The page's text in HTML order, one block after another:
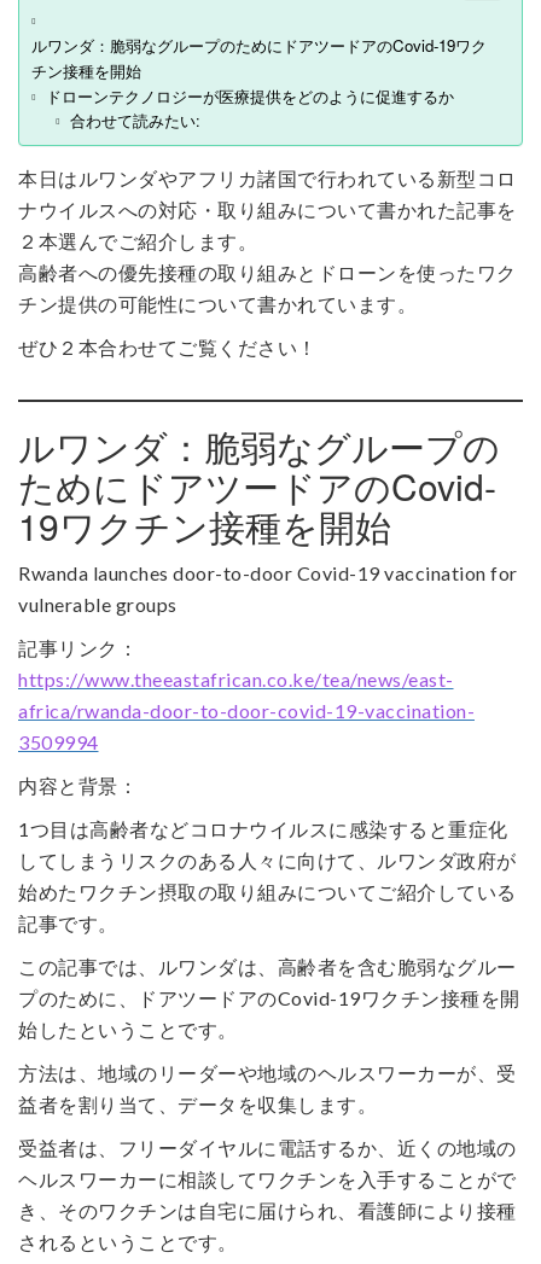
ルワンダ：脆弱なグループのためにドアツードアのCovid-19ワク
チン接種を開始
ドローンテクノロジーが医療提供をどのように促進するか
合わせて読みたい:
本日はルワンダやアフリカ諸国で行われている新型コロ
ナウイルスへの対応・取り組みについて書かれた記事を
２本選んでご紹介します。
高齢者への優先接種の取り組みとドローンを使ったワク
チン提供の可能性について書かれています。
ぜひ２本合わせてご覧ください！
ルワンダ：脆弱なグループの
ためにドアツードアのCovid-
19ワクチン接種を開始
Rwanda launches door-to-door Covid-19 vaccination for
vulnerable groups
記事リンク：
https://www.theeastafrican.co.ke/tea/news/east-
africa/rwanda-door-to-door-covid-19-vaccination-
3509994
内容と背景：
1つ目は高齢者などコロナウイルスに感染すると重症化
してしまうリスクのある人々に向けて、ルワンダ政府が
始めたワクチン摂取の取り組みについてご紹介している
記事です。
この記事では、ルワンダは、高齢者を含む脆弱なグルー
プのために、ドアツードアのCovid-19ワクチン接種を開
始したということです。
方法は、地域のリーダーや地域のヘルスワーカーが、受
益者を割り当て、データを収集します。
受益者は、フリーダイヤルに電話するか、近くの地域の
ヘルスワーカーに相談してワクチンを入手することがで
き、そのワクチンは自宅に届けられ、看護師により接種
されるということです。